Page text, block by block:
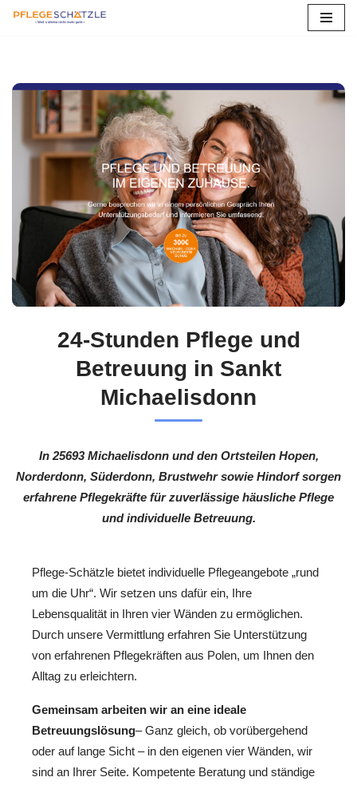
springen
24-Stunden Pflege und
Betreuung in Sankt
Michaelisdonn
In 25693 Michaelisdonn und den Ortsteilen Hopen,
Norderdonn, Süderdonn, Brustwehr sowie Hindorf sorgen
erfahrene Pflegekräfte für zuverlässige häusliche Pflege
und individuelle Betreuung.
Pflege-Schätzle bietet individuelle Pflegeangebote „rund
um die Uhr“. Wir setzen uns dafür ein, Ihre
Lebensqualität in Ihren vier Wänden zu ermöglichen.
Durch unsere Vermittlung erfahren Sie Unterstützung
von erfahrenen Pflegekräften aus Polen, um Ihnen den
Alltag zu erleichtern.
Gemeinsam arbeiten wir an eine ideale
Betreuungslösung– Ganz gleich, ob vorübergehend
oder auf lange Sicht – in den eigenen vier Wänden, wir
sind an Ihrer Seite. Kompetente Beratung und ständige